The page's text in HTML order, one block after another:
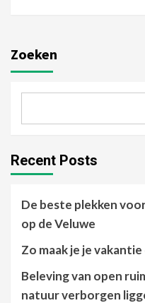
Zoeken
Recent Posts
De beste plekken
op de Veluwe
Zo maak je je
Beleving van open
natuur verborgen